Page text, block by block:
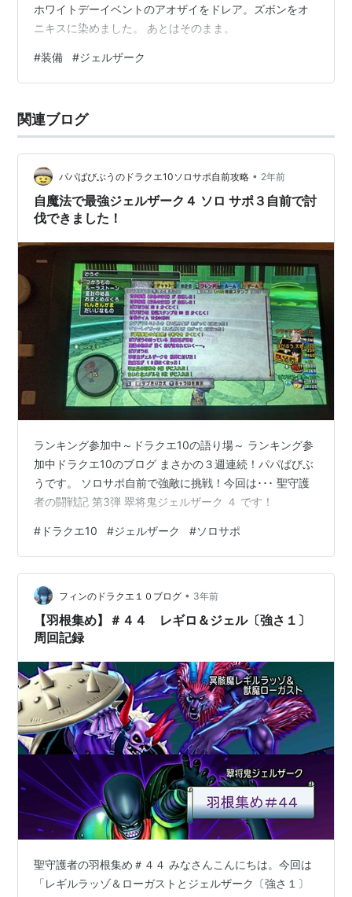
ホワイトデーイベントのアオザイをドレア。ズボンをオ
ニキスに染めました。 あとはそのまま。
#装備 #ジェルザーク
関連ブログ
パパばびぶうのドラクエ10ソロサポ自前攻略 • 2年前
自魔法で最強ジェルザーク４ ソロ サポ３自前で討
伐できました！
ランキング参加中～ドラクエ10の語り場～ ランキング参
加中ドラクエ10のブログ まさかの３週連続！パパばびぶ
うです。 ソロサポ自前で強敵に挑戦！今回は･･･ 聖守護
者の闘戦記 第3弾 翠将鬼ジェルザーク ４ です！
# ドラクエ10 #ジェルザーク #ソロサポ
フィンのドラクエ１０ブログ • 3年前
【羽根集め】＃４４ レギロ＆ジェル〔強さ１〕
周回記録
聖守護者の羽根集め＃４４ みなさんこんにちは。今回は
「レギルラッゾ＆ローガストとジェルザーク〔強さ１〕